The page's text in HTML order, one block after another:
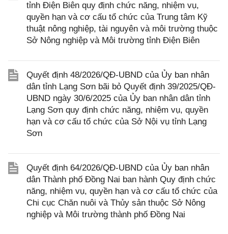
tỉnh Điện Biên quy định chức năng, nhiệm vụ,
quyền hạn và cơ cấu tổ chức của Trung tâm Kỹ
thuật nông nghiệp, tài nguyên và môi trường thuộc
Sở Nông nghiệp và Môi trường tỉnh Điện Biên
Quyết định 48/2026/QĐ-UBND của Ủy ban nhân
dân tỉnh Lạng Sơn bãi bỏ Quyết định 39/2025/QĐ-
UBND ngày 30/6/2025 của Ủy ban nhân dân tỉnh
Lạng Sơn quy định chức năng, nhiệm vụ, quyền
hạn và cơ cấu tổ chức của Sở Nội vụ tỉnh Lạng
Sơn
Quyết định 64/2026/QĐ-UBND của Ủy ban nhân
dân Thành phố Đồng Nai ban hành Quy định chức
năng, nhiệm vụ, quyền hạn và cơ cấu tổ chức của
Chi cục Chăn nuôi và Thủy sản thuộc Sở Nông
nghiệp và Môi trường thành phố Đồng Nai